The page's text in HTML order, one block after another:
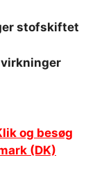
stofskiftet
og besøg
(DK)